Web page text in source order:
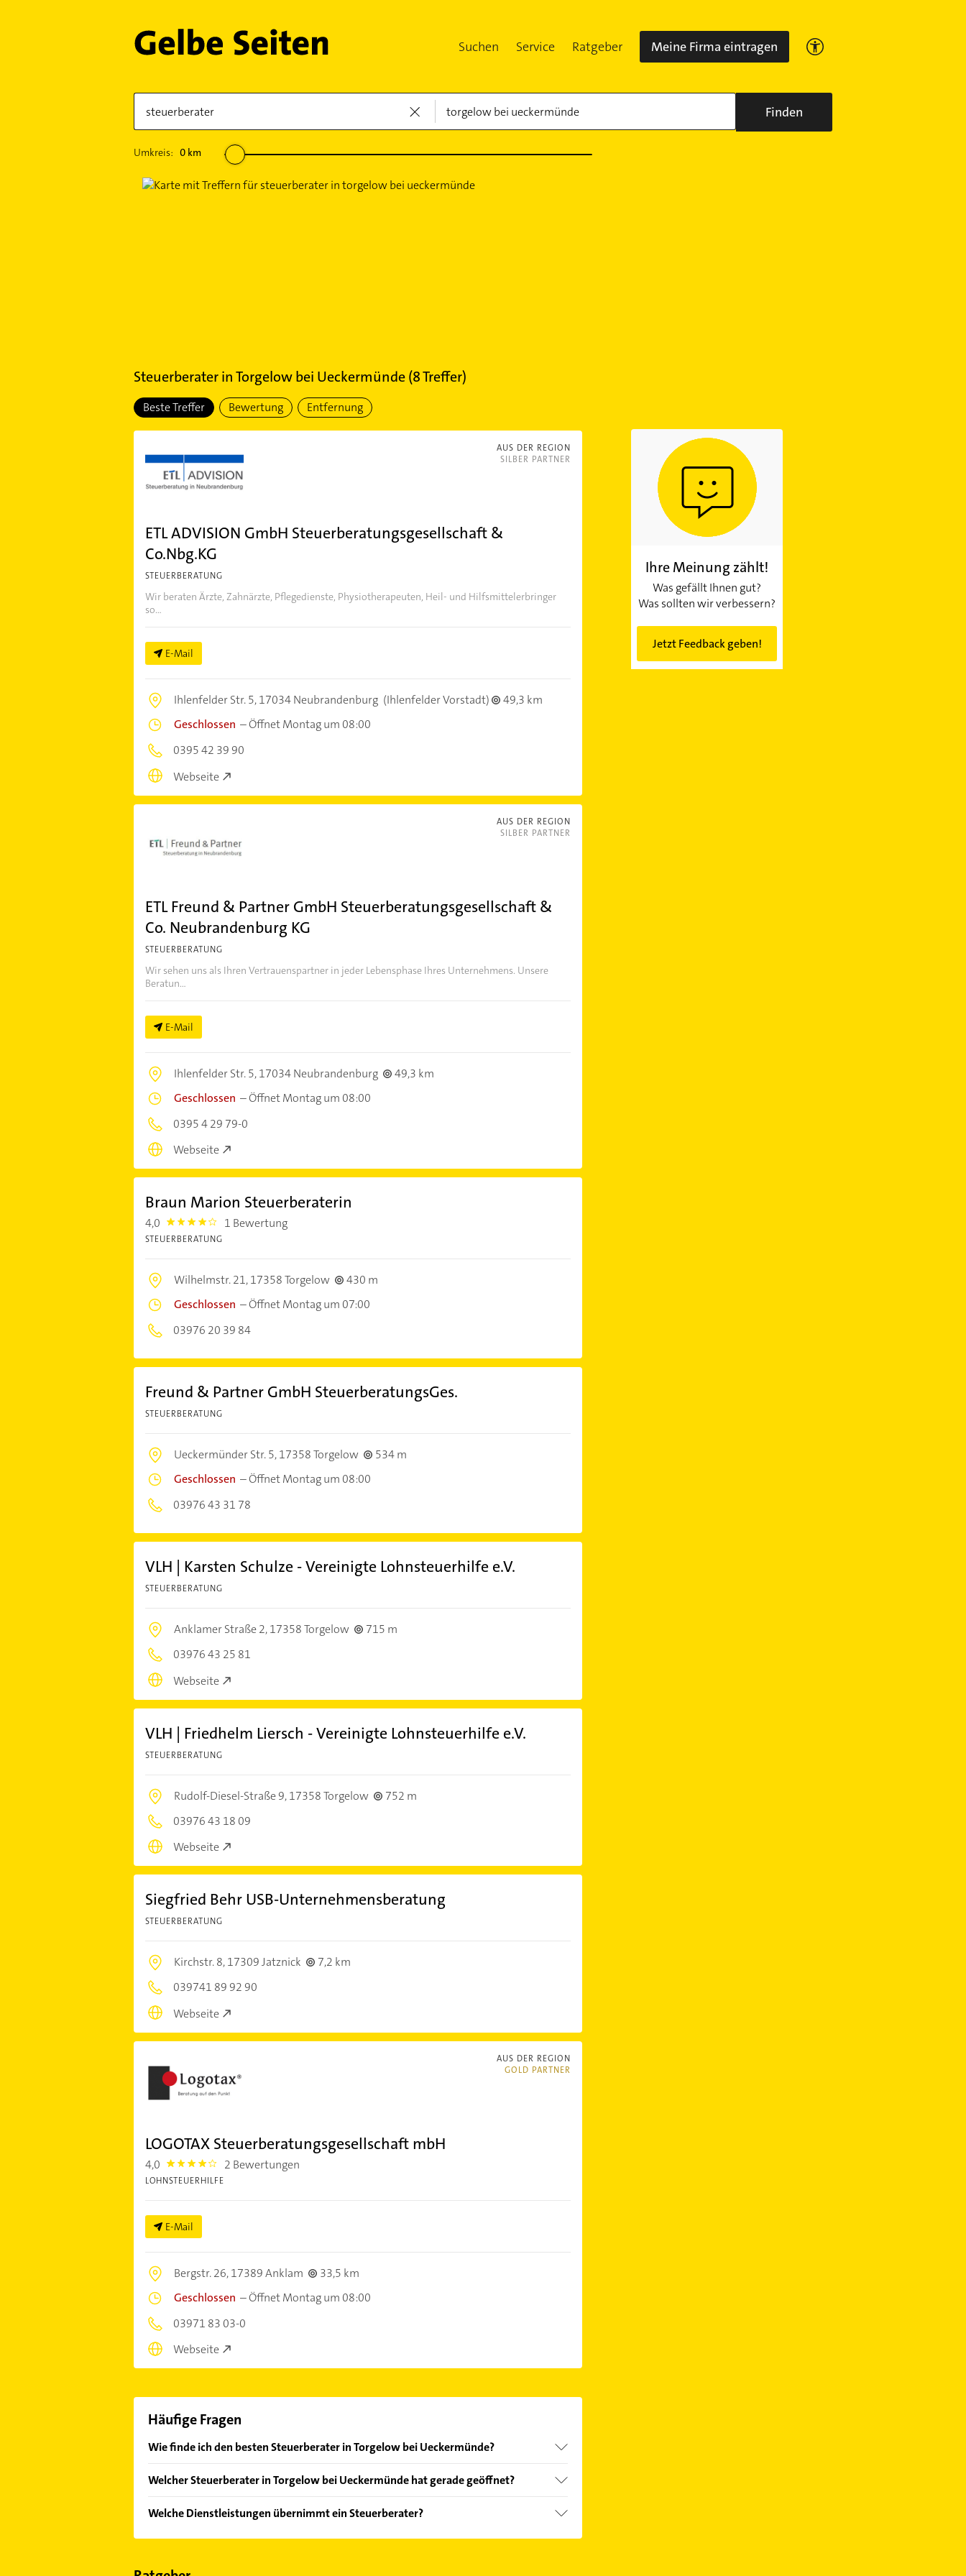
Suchen Service Ratgeber Meine Firma eintragen
Finden
Umkreis: 0km
SteuerberaterinTorgelow bei Ueckermünde(8Treffer)
Beste Treffer Bewertung Entfernung
AUS DER REGION
SILBER PARTNER
ETL ADVISION GmbH Steuerberatungsgesellschaft &
Co.Nbg.KG
STEUERBERATUNG
Wir beraten Ärzte, Zahnärzte, Pflegedienste, Physiotherapeuten, Heil- und Hilfsmittelerbringer
so...
E-Mail
Ihlenfelder Str. 5,17034 Neubrandenburg (Ihlenfelder Vorstadt)
49,3 km
Geschlossen –Öffnet Montag um 08:00
0395 42 39 90
Webseite
AUS DER REGION
SILBER PARTNER
ETL Freund & Partner GmbH Steuerberatungsgesellschaft &
Co. Neubrandenburg KG
STEUERBERATUNG
Wir sehen uns als Ihren Vertrauenspartner in jeder Lebensphase Ihres Unternehmens. Unsere
Beratun...
E-Mail
Ihlenfelder Str. 5,17034 Neubrandenburg
49,3 km
Geschlossen –Öffnet Montag um 08:00
0395 4 29 79-0
Webseite
Braun Marion Steuerberaterin
4,0 4.0 1 Bewertung
STEUERBERATUNG
Wilhelmstr. 21,17358 Torgelow
430 m
Geschlossen –Öffnet Montag um 07:00
03976 20 39 84
Freund & Partner GmbH SteuerberatungsGes.
STEUERBERATUNG
Ueckermünder Str. 5,17358 Torgelow
534 m
Geschlossen –Öffnet Montag um 08:00
03976 43 31 78
VLH | Karsten Schulze - Vereinigte Lohnsteuerhilfe e.V.
STEUERBERATUNG
Anklamer Straße 2,17358 Torgelow
715 m
03976 43 25 81
Webseite
VLH | Friedhelm Liersch - Vereinigte Lohnsteuerhilfe e.V.
STEUERBERATUNG
Rudolf-Diesel-Straße 9,17358 Torgelow
752 m
03976 43 18 09
Webseite
Siegfried Behr USB-Unternehmensberatung
STEUERBERATUNG
Kirchstr. 8,17309 Jatznick
7,2 km
039741 89 92 90
Webseite
AUS DER REGION
GOLD PARTNER
LOGOTAX Steuerberatungsgesellschaft mbH
4,0 4.0 2 Bewertungen
LOHNSTEUERHILFE
E-Mail
Bergstr. 26,17389 Anklam
33,5 km
Geschlossen –Öffnet Montag um 08:00
03971 83 03-0
Webseite
Häufige Fragen
Wie finde ich den besten Steuerberater in Torgelow bei Ueckermünde?
von den Empfehlungen. Die Suchergebnisse können Sie sich einfach nach
Welcher Steuerberater in Torgelow bei Ueckermünde hat gerade geöffnet?
Sonn- und Feiertagen abweichen können.
Welche Dienstleistungen übernimmt ein Steuerberater?
Folgende Leistungen werden angeboten: Einkommensteuererklärung, Fibu,
Ihre Meinung zählt!
Was gefällt Ihnen gut?
Was sollten wir verbessern?
Jetzt Feedback geben!